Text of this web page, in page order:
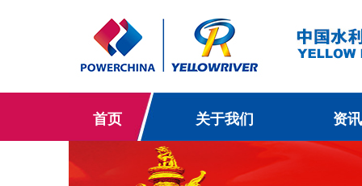
首页 关于我们 资